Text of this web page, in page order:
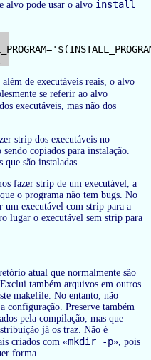
alvo pode usar o alvo install
de executáveis reais, o alvo
se referir ao alvo
executáveis, mas não dos
strip dos executáveis no
copiados para instalação.
que são instaladas.
fazer strip de um executável, a
o programa não tem bugs. No
um executável com strip para a
lugar o executável sem strip para
atual que normalmente são
também arquivos em outros
makefile. No entanto, não
configuração. Preserve também
pela compilação, mas que
já os traz. Não é
criados com «mkdir -p», pois
forma.